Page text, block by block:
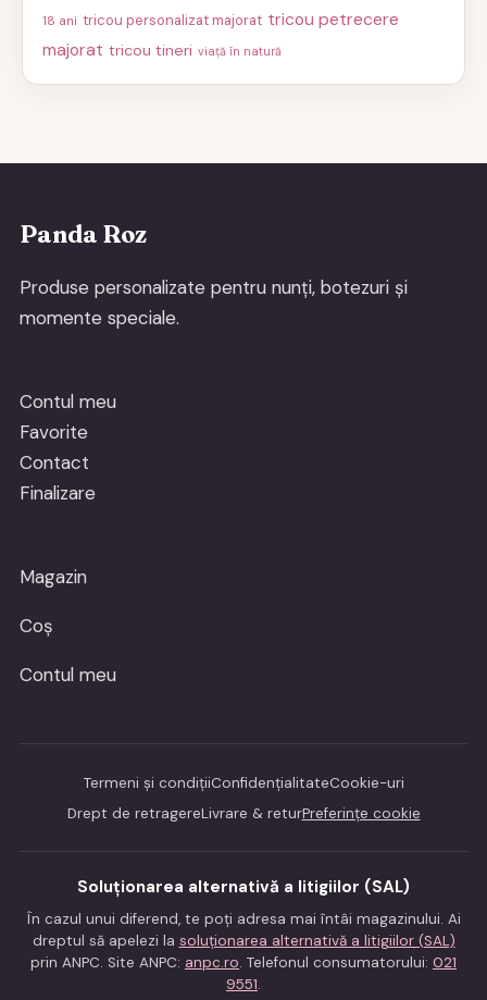
18 ani tricou personalizat majorat tricou petrecere
majorat tricou tineri viață în natură
Panda Roz
Produse personalizate pentru nunți, botezuri și
momente speciale.
Contul meu
Favorite
Contact
Finalizare
Magazin
Coș
Contul meu
Termeni și condițiiConfidențialitateCookie-uri
Drept de retragereLivrare & returPreferințe cookie
Soluționarea alternativă a litigiilor (SAL)
În cazul unui diferend, te poți adresa mai întâi magazinului. Ai
dreptul să apelezi la soluționarea alternativă a litigiilor (SAL)
prin ANPC. Site ANPC: anpc.ro. Telefonul consumatorului: 021
9551.